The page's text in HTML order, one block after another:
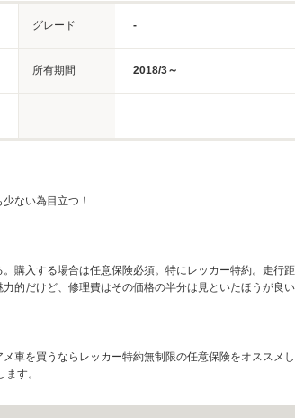
グレード -
所有期間 2018/3～
ない為目立つ！
購入する場合は任意保険必須。特にレッカー特約。走行
的だけど、修理費はその価格の半分は見といたほうが良い
車を買うならレッカー特約無制限の任意保険をオススメし
す。